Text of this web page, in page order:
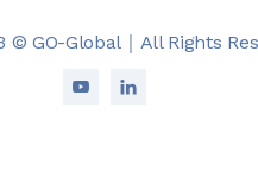
© GO-Global｜All Rights
 